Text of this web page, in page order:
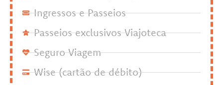
Ingressos e Passeios
Passeios exclusivos Viajoteca
Seguro Viagem
Wise (cartão de débito)